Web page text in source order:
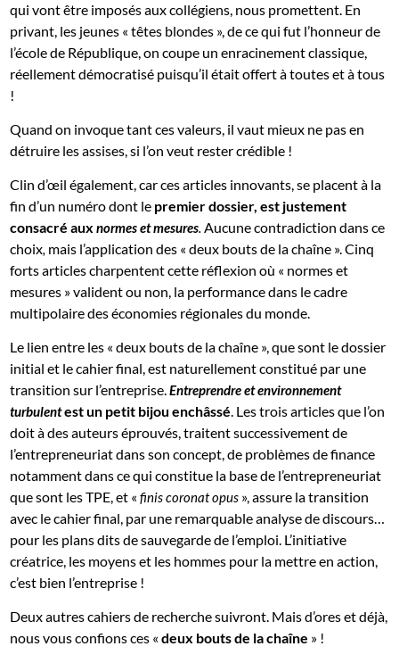
qui vont être imposés aux collégiens, nous promettent. En
privant, les jeunes « têtes blondes », de ce qui fut l’honneur de
l’école de République, on coupe un enracinement classique,
réellement démocratisé puisqu’il était offert à toutes et à tous
!
Quand on invoque tant ces valeurs, il vaut mieux ne pas en
détruire les assises, si l’on veut rester crédible !
Clin d’œil également, car ces articles innovants, se placent à la
fin d’un numéro dont le premier dossier, est justement
consacré auxnormes et mesures.Aucune contradiction dans ce
choix, mais l’application des « deux bouts de la chaîne ». Cinq
forts articles charpentent cette réflexion où « normes et
mesures » valident ou non, la performance dans le cadre
multipolaire des économies régionales du monde.
Le lien entre les « deux bouts de la chaîne », que sont le dossier
initial et le cahier final, est naturellement constitué par une
transition sur l’entreprise.Entreprendre et environnement
turbulentest un petit bijou enchâssé. Les trois articles que l’on
doit à des auteurs éprouvés, traitent successivement de
l’entrepreneuriat dans son concept, de problèmes de finance
notamment dans ce qui constitue la base de l’entrepreneuriat
que sont les TPE, et «finis coronat opus », assure la transition
avec le cahier final, par une remarquable analyse de discours…
pour les plans dits de sauvegarde de l’emploi. L’initiative
créatrice, les moyens et les hommes pour la mettre en action,
c’est bien l’entreprise !
Deux autres cahiers de recherche suivront. Mais d’ores et déjà,
nous vous confions ces «deux bouts de la chaîne » !